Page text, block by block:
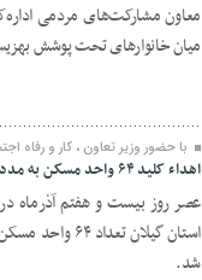
میان خانوارهای تحت پوشش
با حضور وزیر تعاون ، کار و رفاه
اهداء کلید ۶۴ واحد مسکن به مددجویان بهزیستی گیلان
عصر روز بیست و هفتم آذرماه
استان گیلان
شد.